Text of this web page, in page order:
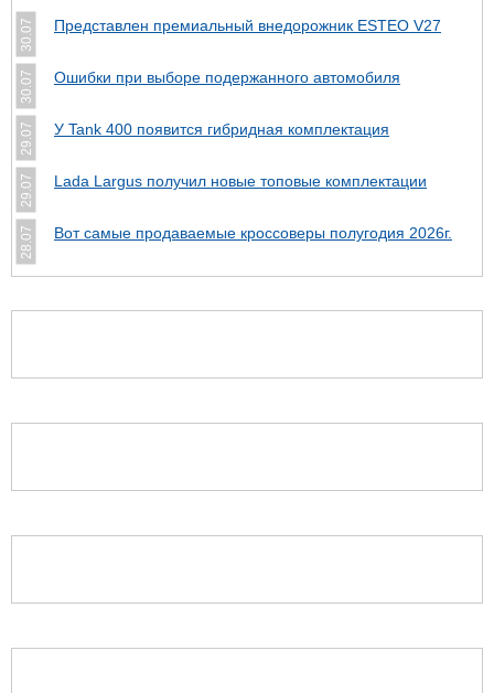
30.07 Представлен премиальный внедорожник ESTEO V27
30.07 Ошибки при выборе подержанного автомобиля
29.07 У Tank 400 появится гибридная комплектация
29.07 Lada Largus получил новые топовые комплектации
28.07 Вот самые продаваемые кроссоверы полугодия 2026г.